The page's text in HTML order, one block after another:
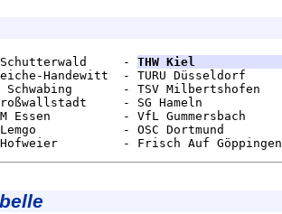
Schutterwald     - THW Kiel
Weiche-Handewitt  - TURU
Schwabing       - TSV
Großwallstadt     - SG Hameln
Essen          - VfL
Lemgo            - OSC